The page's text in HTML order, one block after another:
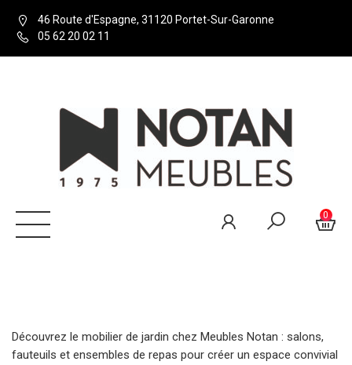
46 Route d'Espagne, 31120 Portet-Sur-Garonne
05 62 20 02 11
0
Découvrez le mobilier de jardin chez Meubles Notan : salons,
fauteuils et ensembles de repas pour créer un espace convivial